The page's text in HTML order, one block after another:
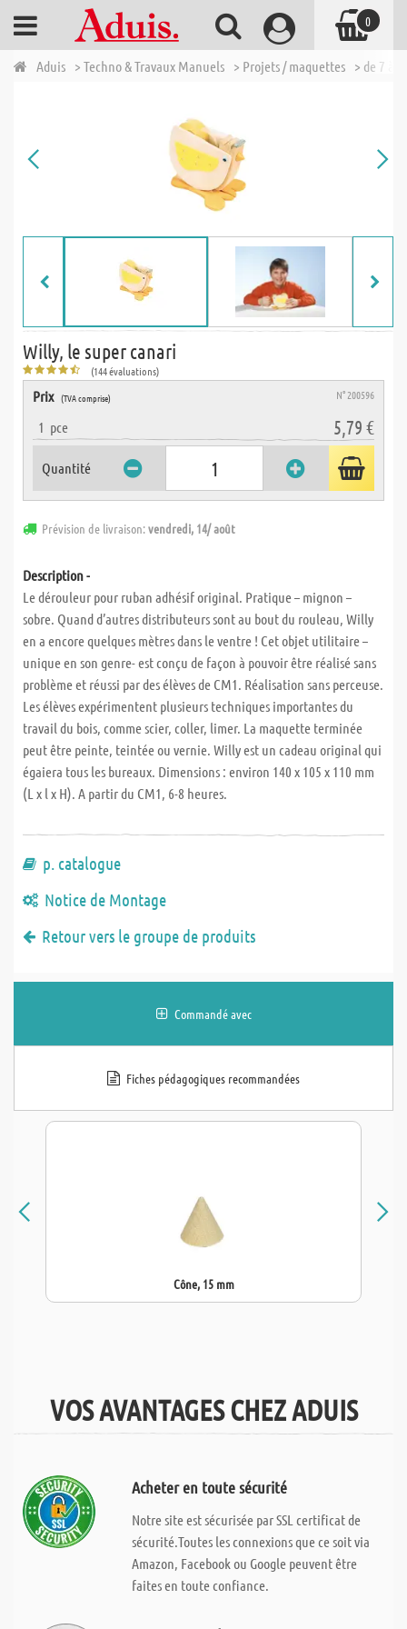
Aduis > Techno & Travaux Manuels > Projets / maquettes > de 7 à
Willy, le super canari
(144 évaluations)
Prix (TVA comprise) N° 200596
1 pce 5,79 €
Quantité
Prévision de livraison:vendredi, 14/ août
Description -
Le dérouleur pour ruban adhésif original. Pratique – mignon –
sobre. Quand d’autres distributeurs sont au bout du rouleau, Willy
en a encore quelques mètres dans le ventre ! Cet objet utilitaire –
unique en son genre- est conçu de façon à pouvoir être réalisé sans
problème et réussi par des élèves de CM1. Réalisation sans perceuse.
Les élèves expérimentent plusieurs techniques importantes du
travail du bois, comme scier, coller, limer. La maquette terminée
peut être peinte, teintée ou vernie. Willy est un cadeau original qui
égaiera tous les bureaux. Dimensions : environ 140 x 105 x 110 mm
(L x l x H). A partir du CM1, 6-8 heures.
p. catalogue
Notice de Montage
Retour vers le groupe de produits
Commandé avec
Fiches pédagogiques recommandées
Cône, 15 mm
VOS AVANTAGES CHEZ ADUIS
Acheter en toute sécurité
Notre site est sécurisée par SSL certificat de
sécurité.Toutes les connexions que ce soit via
Amazon, Facebook ou Google peuvent être
faites en toute confiance.
0